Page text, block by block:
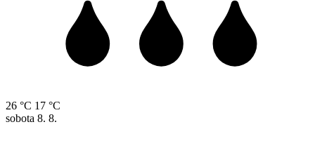
26 °C 17 °C
sobota 8. 8.